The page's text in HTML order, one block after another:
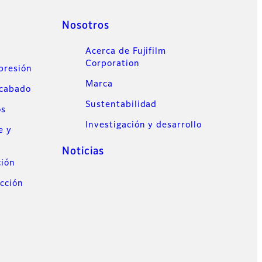
y
Nosotros
Acerca de Fujifilm
Corporation
Marca
Sustentabilidad
Investigación y desarrollo
Noticias